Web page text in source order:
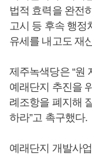
법적 효력을 완전
고시 등 후속 행정
유세를 내고도 재
제주녹색당은 “원
예래단지 추진을
례조항을 폐지해
하라”고 촉구했다.
예래단지 개발사